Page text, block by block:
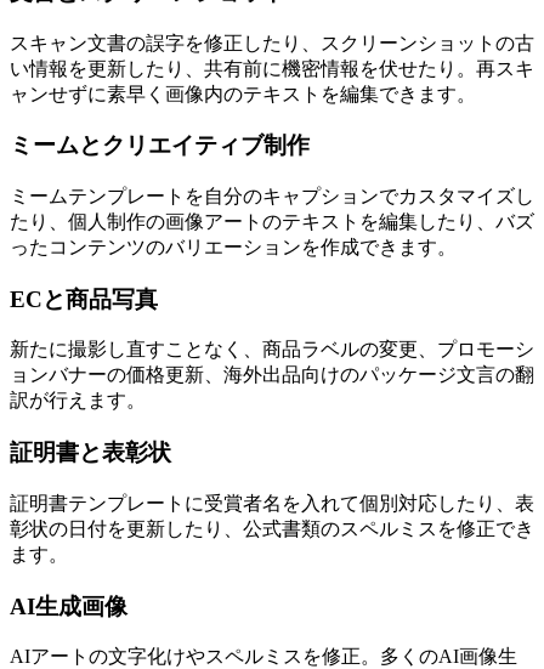
スキャン文書の誤字を修正したり、スクリーンショットの古
い情報を更新したり、共有前に機密情報を伏せたり。再スキ
ャンせずに素早く画像内のテキストを編集できます。
ミームとクリエイティブ制作
ミームテンプレートを自分のキャプションでカスタマイズし
たり、個人制作の画像アートのテキストを編集したり、バズ
ったコンテンツのバリエーションを作成できます。
ECと商品写真
新たに撮影し直すことなく、商品ラベルの変更、プロモーシ
ョンバナーの価格更新、海外出品向けのパッケージ文言の翻
訳が行えます。
証明書と表彰状
証明書テンプレートに受賞者名を入れて個別対応したり、表
彰状の日付を更新したり、公式書類のスペルミスを修正でき
ます。
AI生成画像
AIアートの文字化けやスペルミスを修正。多くのAI画像生